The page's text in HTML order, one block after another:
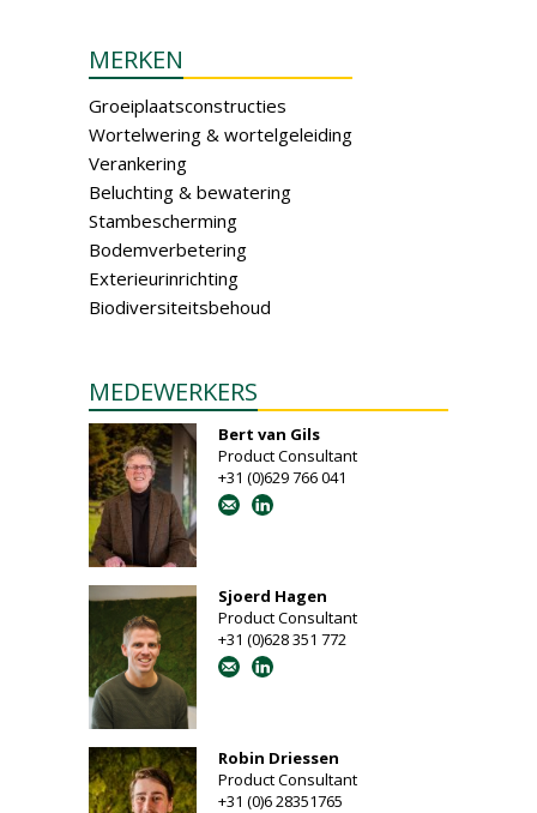
MERKEN
Groeiplaatsconstructies
Wortelwering & wortelgeleiding
Verankering
Beluchting & bewatering
Stambescherming
Bodemverbetering
Exterieurinrichting
Biodiversiteitsbehoud
MEDEWERKERS
Bert van Gils
Product Consultant
+31 (0)629 766 041
Sjoerd Hagen
Product Consultant
+31 (0)628 351 772
Robin Driessen
Product Consultant
+31 (0)6 28351765